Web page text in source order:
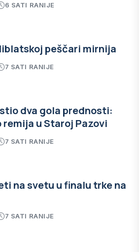
6 SATI RANIJE
peščari mirnija
7 SATI RANIJE
dva gola prednosti:
remija u Staroj Pazovi
7 SATI RANIJE
na svetu u finalu trke na
7 SATI RANIJE